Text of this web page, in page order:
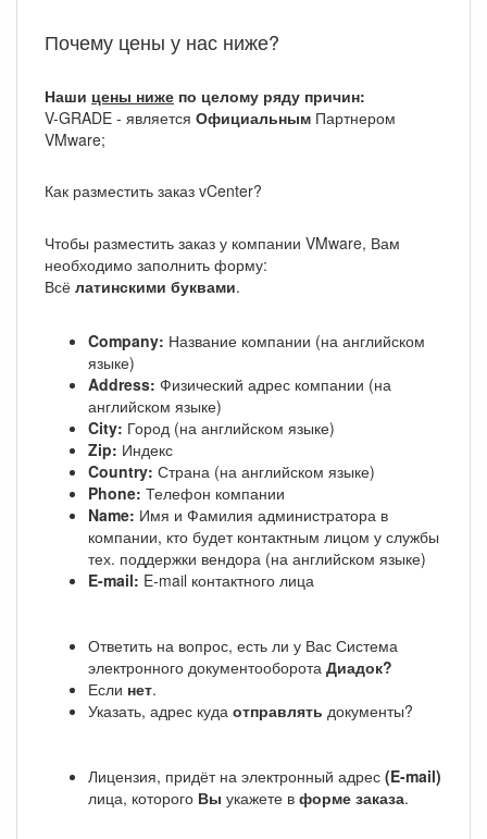
Почему цены у нас ниже?
Наши цены ниже по целому ряду причин:
V-GRADE - является Официальным Партнером
VMware;
Как разместить заказ vCenter?
Чтобы разместить заказ у компании VMware, Вам
необходимо заполнить форму:
Всё латинскими буквами.
Company: Название компании (на английском
языке)
Address: Физический адрес компании (на
английском языке)
City: Город (на английском языке)
Zip: Индекс
Country: Страна (на английском языке)
Phone: Телефон компании
Name: Имя и Фамилия администратора в
компании, кто будет контактным лицом у службы
тех. поддержки вендора (на английском языке)
E-mail: E-mail контактного лица
Ответить на вопрос, есть ли у Вас Система
электронного документооборота Диадок?
Если нет.
Указать, адрес куда отправлять документы?
Лицензия, придёт на электронный адрес (E-mail)
лица, которого Вы укажете в форме заказа.